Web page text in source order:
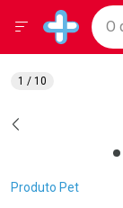
Drogarias
Baixe
Ir direto para
Ir direto para
Ir direto para a
Ir direto para a
Faça a
O
Menu
Breadcrumb
Produto Pet
1 / 10